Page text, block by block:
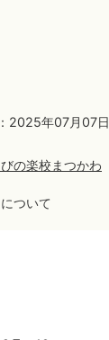
2025年07月07日
の楽校まつかわ
ついて